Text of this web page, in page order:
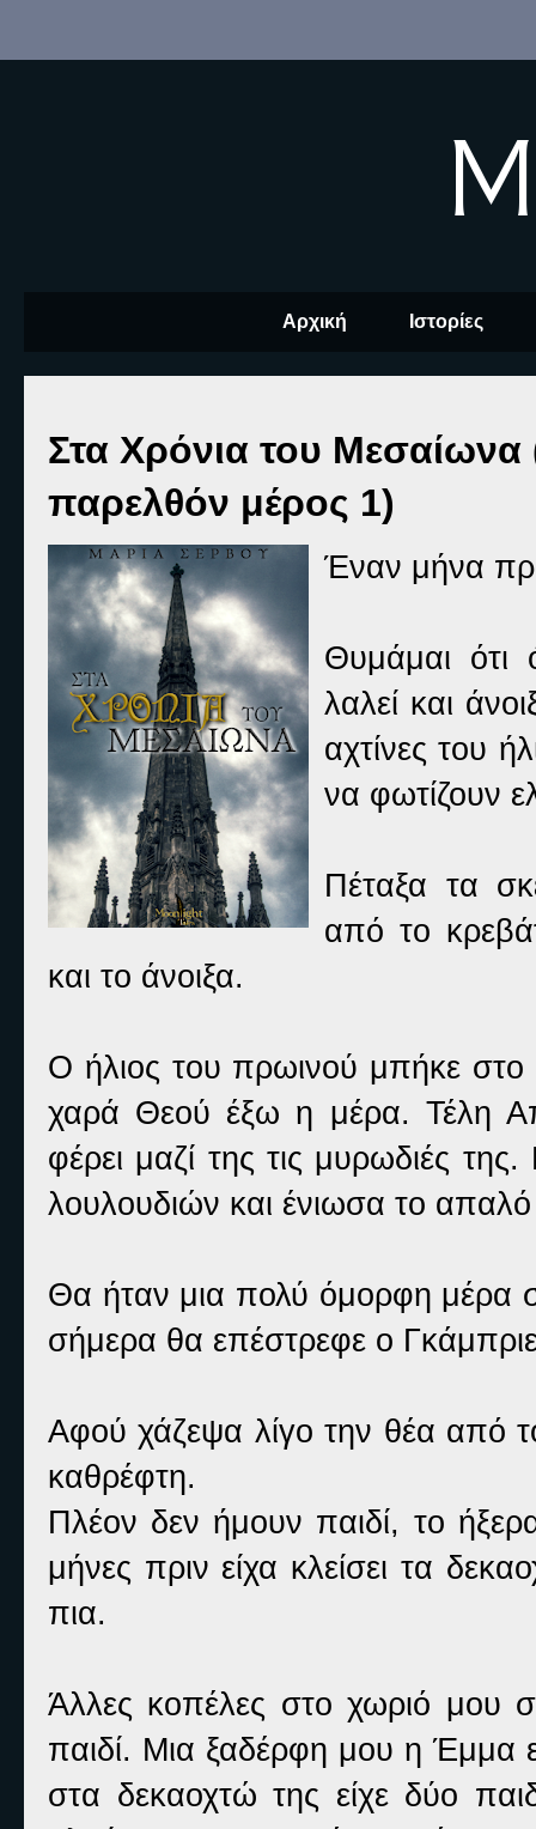
Αρχική Ιστορίες
Στα Χρόνια του
παρελθόν μέρος 1)
Έναν μήνα
Θυμάμαι
λαλεί και
αχτίνες του
να φωτίζουν
Πέταξα τα
από το
και το άνοιξα.
Ο ήλιος του πρωινού μπήκε
χαρά Θεού έξω η μέρα. Τέλη
φέρει μαζί της τις μυρωδιές
λουλουδιών και ένιωσα το
Θα ήταν μια πολύ όμορφη μέρα
σήμερα θα επέστρεφε ο
Αφού χάζεψα λίγο την θέα από
καθρέφτη.
Πλέον δεν ήμουν παιδί, το
μήνες πριν είχα κλείσει τα
πια.
Άλλες κοπέλες στο χωριό μου
παιδί. Μια ξαδέρφη μου η Έμμα
στα δεκαοχτώ της είχε δύο